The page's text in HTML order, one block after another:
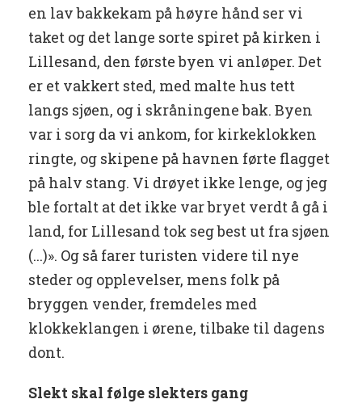
en lav bakkekam på høyre hånd ser vi
taket og det lange sorte spiret på kirken i
Lillesand, den første byen vi anløper. Det
er et vakkert sted, med malte hus tett
langs sjøen, og i skråningene bak. Byen
var i sorg da vi ankom, for kirkeklokken
ringte, og skipene på havnen førte flagget
på halv stang. Vi drøyet ikke lenge, og jeg
ble fortalt at det ikke var bryet verdt å gå i
land, for Lillesand tok seg best ut fra sjøen
(...)». Og så farer turisten videre til nye
steder og opplevelser, mens folk på
bryggen vender, fremdeles med
klokkeklangen i ørene, tilbake til dagens
dont.
Slekt skal følge slekters gang